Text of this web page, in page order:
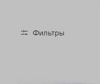
Фильтры